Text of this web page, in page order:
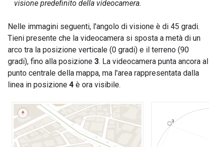
visione predefinito della videocamera.
Nelle immagini seguenti, l'angolo di visione è di 45 gradi.
Tieni presente che la videocamera si sposta a metà di un
arco tra la posizione verticale (0 gradi) e il terreno (90
gradi), fino alla posizione 3. La videocamera punta ancora al
punto centrale della mappa, ma l'area rappresentata dalla
linea in posizione 4 è ora visibile.